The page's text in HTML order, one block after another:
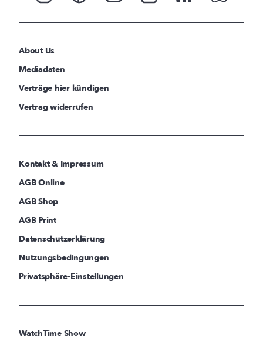
About Us
Mediadaten
Verträge hier kündigen
Vertrag widerrufen
Kontakt & Impressum
AGB Online
AGB Shop
AGB Print
Datenschutzerklärung
Nutzungsbedingungen
Privatsphäre-Einstellungen
WatchTime Show